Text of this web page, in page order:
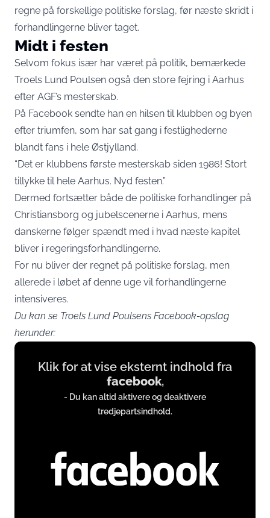
regne på forskellige politiske forslag, før næste skridt i
forhandlingerne bliver taget.
Midt i festen
Selvom fokus især har været på politik, bemærkede
Troels Lund Poulsen også den store fejring i Aarhus
efter AGF’s mesterskab.
På Facebook sendte han en hilsen til klubben og byen
efter triumfen, som har sat gang i festlighederne
blandt fans i hele Østjylland.
“Det er klubbens første mesterskab siden 1986! Stort
tillykke til hele Aarhus. Nyd festen.”
Dermed fortsætter både de politiske forhandlinger på
Christiansborg og jubelscenerne i Aarhus, mens
danskerne følger spændt med i hvad næste kapitel
bliver i regeringsforhandlingerne.
For nu bliver der regnet på politiske forslag, men
allerede i løbet af denne uge vil forhandlingerne
intensiveres.
Du kan se Troels Lund Poulsens Facebook-opslag
herunder:
Display
content
www.facebook.com
Klik for at vise eksternt indhold fra
facebook,
- Du kan altid aktivere og deaktivere
tredjepartsindhold.